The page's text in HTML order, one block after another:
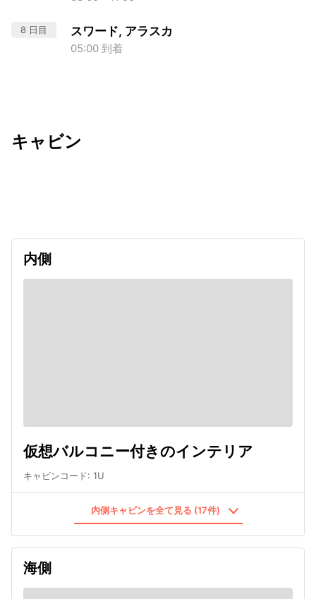
8 日目 スワード, アラスカ
05:00 到着
キャビン
内側
仮想バルコニー付きのインテリア
キャビンコード: 1U
内側キャビンを全て見る (17件)
海側